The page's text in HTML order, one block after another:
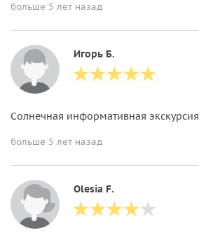
больше 5 лет назад
Игорь Б.
Солнечная информативная экскурсия
больше 5 лет назад
Olesia F.